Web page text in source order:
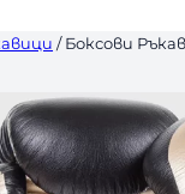
/ Боксови